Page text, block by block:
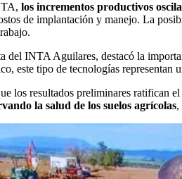
los incrementos productivos
de implantación y manejo. La
del INTA Aguilares, destacó la
este tipo de tecnologías
los resultados preliminares ratifican
la salud de los suelos agrícolas,